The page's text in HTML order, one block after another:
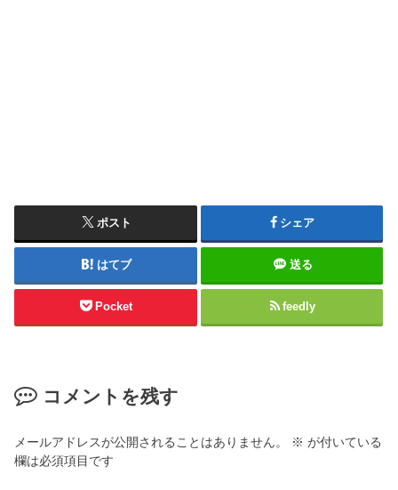
ポスト シェア
はてブ 送る
Pocket feedly
コメントを残す
メールアドレスが公開されることはありません。 ※ が付いている
欄は必須項目です